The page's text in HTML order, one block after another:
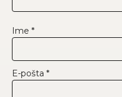
Ime *
E-pošta *